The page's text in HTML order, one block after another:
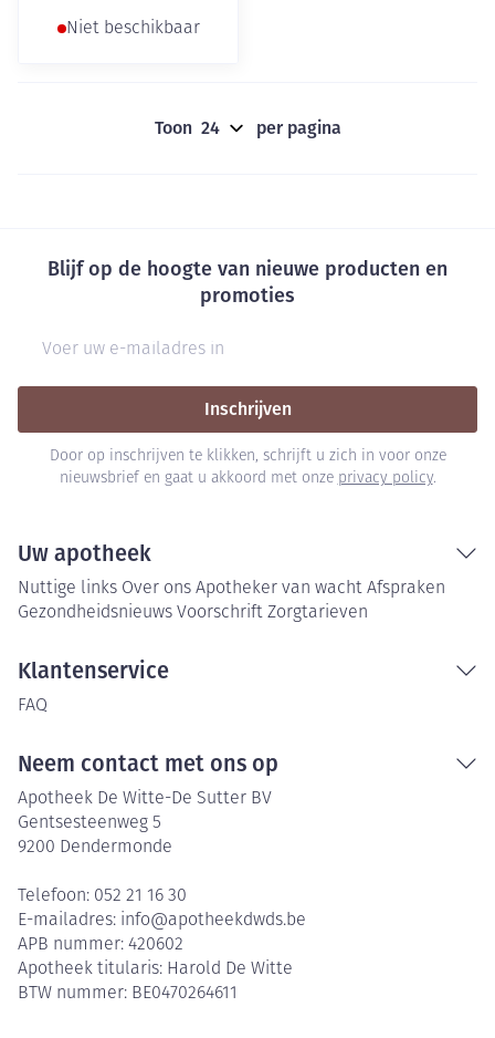
Niet beschikbaar
Toon per pagina
Blijf op de hoogte van nieuwe producten en
promoties
Inschrijven
Door op inschrijven te klikken, schrijft u zich in voor onze
nieuwsbrief en gaat u akkoord met onze privacy policy.
Uw apotheek
Nuttige links Over ons Apotheker van wacht Afspraken
Gezondheidsnieuws Voorschrift Zorgtarieven
Klantenservice
FAQ
Neem contact met ons op
Apotheek De Witte-De Sutter BV
Gentsesteenweg 5
9200 Dendermonde
Telefoon: 052 21 16 30
E-mailadres: info@apotheekdwds.be
APB nummer: 420602
Apotheek titularis: Harold De Witte
BTW nummer: BE0470264611